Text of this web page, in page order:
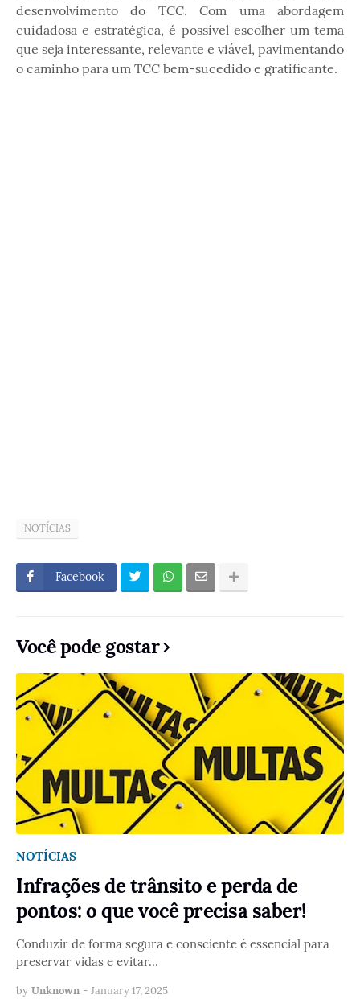
desenvolvimento do TCC. Com uma abordagem
cuidadosa e estratégica, é possível escolher um tema
que seja interessante, relevante e viável, pavimentando
o caminho para um TCC bem-sucedido e gratificante.
NOTÍCIAS
Facebook
Você pode gostar
NOTÍCIAS
Infrações de trânsito e perda de
pontos: o que você precisa saber!
Conduzir de forma segura e consciente é essencial para
preservar vidas e evitar…
by Unknown - January 17, 2025